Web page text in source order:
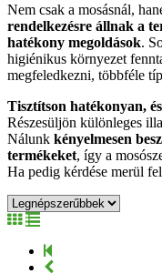
Nem csak a mosásnál,
rendelkezésre állnak a
hatékony megoldások.
higiénikus környezet
megfeledkezni, többféle
Tisztítson hatékonyan,
Részesüljön különleges
Nálunk kényelmesen
termékeket, így a
Ha pedig kérdése merül